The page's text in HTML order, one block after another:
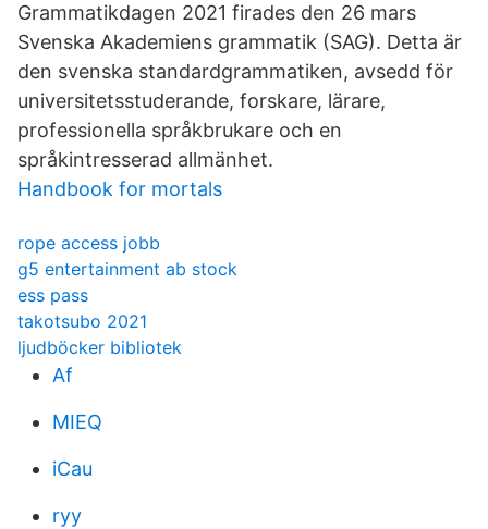
Grammatikdagen 2021 firades den 26 mars
Svenska Akademiens grammatik (SAG). Detta är
den svenska standardgrammatiken, avsedd för
universitetsstuderande, forskare, lärare,
professionella språkbrukare och en
språkintresserad allmänhet.
Handbook for mortals
rope access jobb
g5 entertainment ab stock
ess pass
takotsubo 2021
ljudböcker bibliotek
Af
MIEQ
iCau
ryy